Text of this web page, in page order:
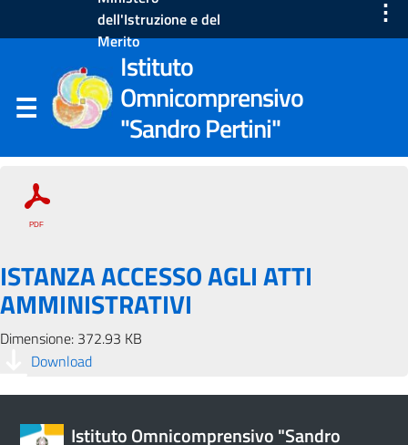
dell'Istruzione e del
Merito
⋮
Istituto
Omnicomprensivo
"Sandro Pertini"
ISTANZA ACCESSO AGLI ATTI
AMMINISTRATIVI
Dimensione: 372.93 KB
Download
Istituto Omnicomprensivo "Sandro